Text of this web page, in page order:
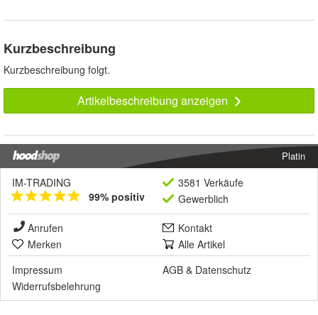
Kurzbeschreibung
Kurzbeschreibung folgt.
Artikelbeschreibung anzeigen
Platin
IM-TRADING
99% positiv
3581 Verkäufe
Gewerblich
Anrufen
Kontakt
Merken
Alle Artikel
Impressum
AGB & Datenschutz
Widerrufsbelehrung